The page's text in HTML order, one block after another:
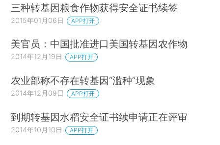
三种转基因粮食作物获得安全证书续签
2015年01月06日 APP打开
美官员：中国批准进口美国转基因农作物
2014年12月19日 APP打开
农业部称不存在转基因“滥种”现象
2014年12月09日 APP打开
到期转基因水稻安全证书续申请正在评审
2014年10月10日 APP打开